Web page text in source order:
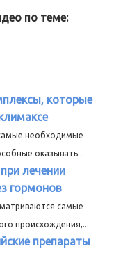
по теме:
которые
необходимые
оказывать...
лечении
гормонов
самые
происхождения,...
препараты